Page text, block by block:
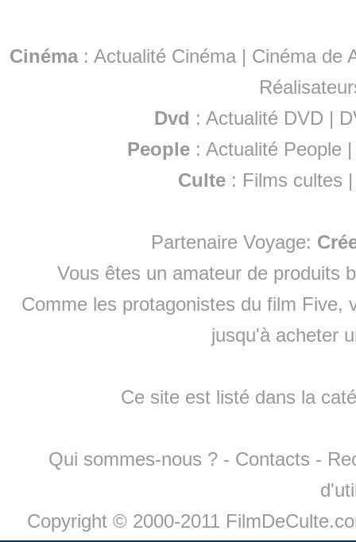
Cinéma: Actualité Cinéma | Cinéma de
Dvd : Actualité DVD |
People :Actualité People
Culte : Films cultes
Partenaire Voyage:
Vous êtes un amateur de produits
Comme les protagonistes du film Five,
jusqu'à acheter
Ce site est listé dans la
Qui sommes-nous ? - Contacts -
Copyright © 2000-2011